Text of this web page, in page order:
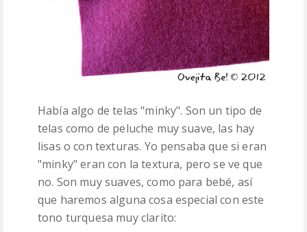
Había algo de telas "minky". Son un tipo de
telas como de peluche muy suave, las hay
lisas o con texturas. Yo pensaba que si eran
"minky" eran con la textura, pero se ve que
no. Son muy suaves, como para bebé, así
que haremos alguna cosa especial con este
tono turquesa muy clarito: